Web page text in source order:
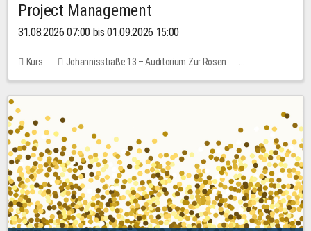
Project Management
31.08.2026 07:00 bis 01.09.2026 15:00
Kurs
Johannisstraße 13 – Auditorium Zur Rosen
Keine freien Plätze
30,00 EUR